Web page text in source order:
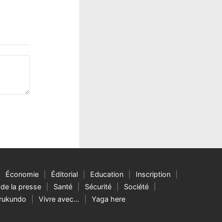
Économie Éditorial Education
Inscription
la presse Santé Sécurité
Société
Vivre avec… Yaga here